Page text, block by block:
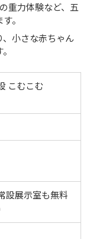
重力体験など、五
。
小さな赤ちゃん
こむこむ
設展示室も無料